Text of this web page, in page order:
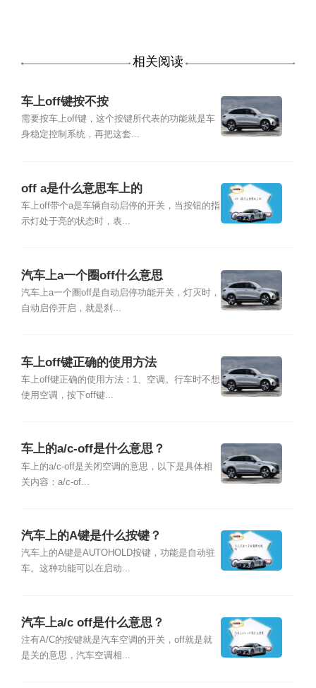
相关阅读
车上off键按不按
需要按车上off键，这个按键所代表的功能就是车
身稳定控制系统，再把这套...
off a是什么意思车上的
车上off带个a是车辆自动启停的开关，当按钮的指
示灯处于亮的状态时，表...
汽车上a一个圈off什么意思
汽车上a一个圈off是自动启停功能开关，灯灭时，
自动启停开启，就是刹...
车上off键正确的使用方法
车上off键正确的使用方法：1、空调。行车时不想
使用空调，按下off键...
车上的a/c-off是什么意思？
车上的a/c-off是关闭空调的意思，以下是具体相
关内容：a/c-of...
汽车上的A键是什么按键？
汽车上的A键是AUTOHOLD按键，功能是自动驻
车。这种功能可以在启动...
汽车上a/c off是什么意思？
注有A/C的按键就是汽车空调的开关，off就是就
是关的意思，汽车空调相...